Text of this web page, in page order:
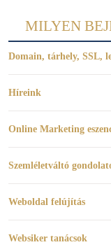
MILYEN
Domain, tárhely, SSL,
Híreink
Online Marketing
Szemléletváltó
Weboldal felújítás
Websiker tanácsok